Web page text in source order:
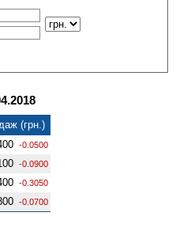
(грн.)
-0.0500
-0.0900
-0.3050
-0.0700